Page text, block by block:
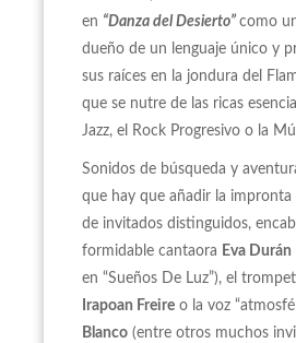
en “Danza del Desierto” como
dueño de un lenguaje único y
sus raíces en la jondura del
que se nutre de las ricas
Jazz, el Rock Progresivo o la
Sonidos de búsqueda y
que hay que añadir la
de invitados distinguidos,
formidable cantaora Eva Durán
en “Sueños De Luz”), el
Irapoan Freire o la voz
Blanco (entre otros muchos